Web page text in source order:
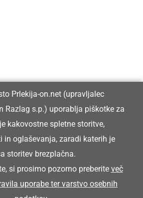
Prlekija-on.net (upravljalec
Razlag s.p.) uporablja piškotke za
kakovostne spletne storitve,
in oglaševanja, zaradi katerih je
storitev brezplačna.
si prosimo pozorno preberite več
uporabe ter varstvo osebnih